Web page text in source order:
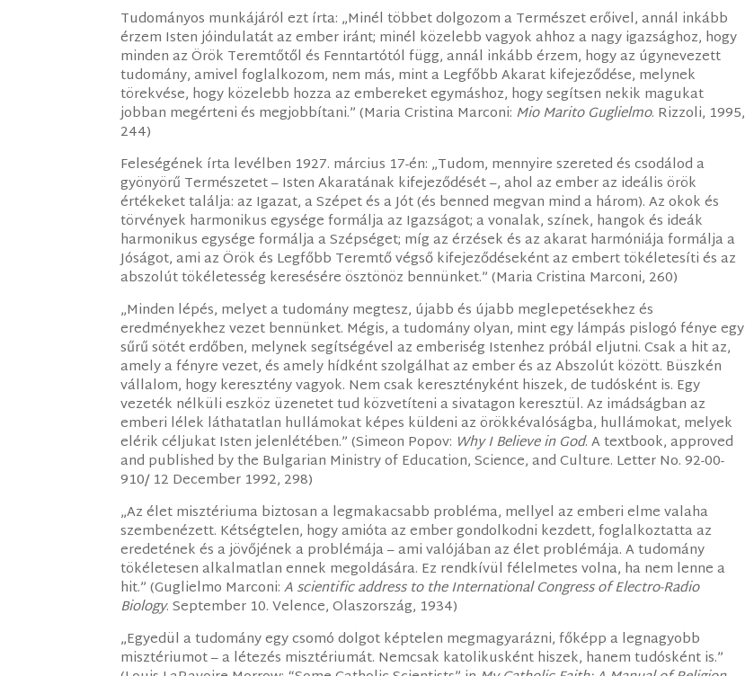
Tudományos munkájáról ezt írta: „Minél többet dolgozom a Természet erőivel, annál inkább
érzem Isten jóindulatát az ember iránt; minél közelebb vagyok ahhoz a nagy igazsághoz, hogy
minden az Örök Teremtőtől és Fenntartótól függ, annál inkább érzem, hogy az úgynevezett
tudomány, amivel foglalkozom, nem más, mint a Legfőbb Akarat kifejeződése, melynek
törekvése, hogy közelebb hozza az embereket egymáshoz, hogy segítsen nekik magukat
jobban megérteni és megjobbítani.” (Maria Cristina Marconi: Mio Marito Guglielmo. Rizzoli, 1995,
244)
Feleségének írta levélben 1927. március 17-én: „Tudom, mennyire szereted és csodálod a
gyönyörű Természetet – Isten Akaratának kifejeződését –, ahol az ember az ideális örök
értékeket találja: az Igazat, a Szépet és a Jót (és benned megvan mind a három). Az okok és
törvények harmonikus egysége formálja az Igazságot; a vonalak, színek, hangok és ideák
harmonikus egysége formálja a Szépséget; míg az érzések és az akarat harmóniája formálja a
Jóságot, ami az Örök és Legfőbb Teremtő végső kifejeződéseként az embert tökéletesíti és az
abszolút tökéletesség keresésére ösztönöz bennünket.” (Maria Cristina Marconi, 260)
„Minden lépés, melyet a tudomány megtesz, újabb és újabb meglepetésekhez és
eredményekhez vezet bennünket. Mégis, a tudomány olyan, mint egy lámpás pislogó fénye egy
sűrű sötét erdőben, melynek segítségével az emberiség Istenhez próbál eljutni. Csak a hit az,
amely a fényre vezet, és amely hídként szolgálhat az ember és az Abszolút között. Büszkén
vállalom, hogy keresztény vagyok. Nem csak keresztényként hiszek, de tudósként is. Egy
vezeték nélküli eszköz üzenetet tud közvetíteni a sivatagon keresztül. Az imádságban az
emberi lélek láthatatlan hullámokat képes küldeni az örökkévalóságba, hullámokat, melyek
elérik céljukat Isten jelenlétében.” (Simeon Popov: Why I Believe in God. A textbook, approved
and published by the Bulgarian Ministry of Education, Science, and Culture. Letter No. 92-00-
910/ 12 December 1992, 298)
„Az élet misztériuma biztosan a legmakacsabb probléma, mellyel az emberi elme valaha
szembenézett. Kétségtelen, hogy amióta az ember gondolkodni kezdett, foglalkoztatta az
eredetének és a jövőjének a problémája – ami valójában az élet problémája. A tudomány
tökéletesen alkalmatlan ennek megoldására. Ez rendkívül félelmetes volna, ha nem lenne a
hit.” (Guglielmo Marconi:A scientific address to the International Congress of Electro-Radio
Biology. September 10. Velence, Olaszország, 1934)
„Egyedül a tudomány egy csomó dolgot képtelen megmagyarázni, főképp a legnagyobb
misztériumot – a létezés misztériumát. Nemcsak katolikusként hiszek, hanem tudósként is.”